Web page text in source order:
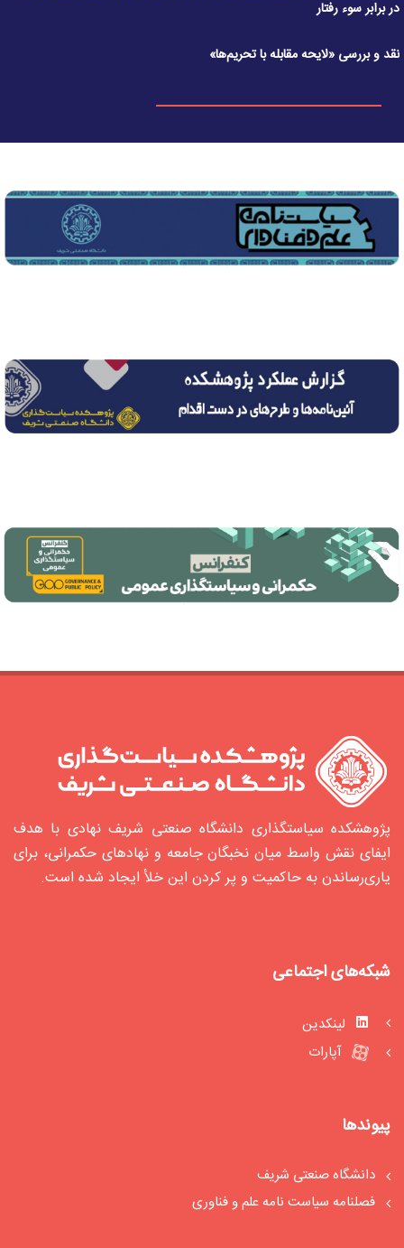
در برابر سوء رفتار
نقد و بررسی «لایحه مقابله با تحریم‌ها»
پژوهشکده سیاستگذاری دانشگاه صنعتی شریف نهادی با هدف
ایفای نقش واسط میان نخبگان جامعه و نهادهای حکمرانی، برای
یاری‌رساندن به حاکمیت و پر کردن این خلأ ایجاد شده‌ است.
شبکه‌های اجتماعی
لینکدین
آپارات
پیوندها
دانشگاه صنعتی شریف
فصلنامه سیاست‏ نامه علم و فناوری